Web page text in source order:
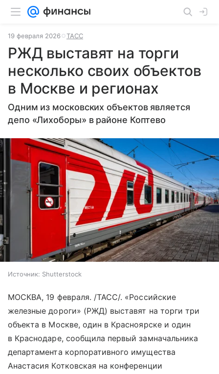
19 февраля 2026 ТАСС
РЖД выставят на торги
несколько своих объектов
в Москве и регионах
Одним из московских объектов является
депо «Лихоборы» в районе Коптево
Источник: Shutterstock
МОСКВА, 19 февраля. /ТАСС/. «Российские
железные дороги» (РЖД) выставят на торги три
объекта в Москве, один в Красноярске и один
в Краснодаре, сообщила первый замначальника
департамента корпоративного имущества
Анастасия Котковская на конференции